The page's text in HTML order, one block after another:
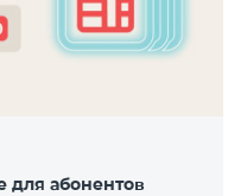
абонентов